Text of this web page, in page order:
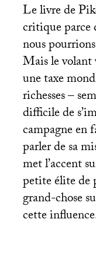
Le livre de
critique parce
nous
Mais le
une taxe
richesses –
difficile de
campagne en
parler de sa
met l’accent
petite élite de
grand-chose
cette